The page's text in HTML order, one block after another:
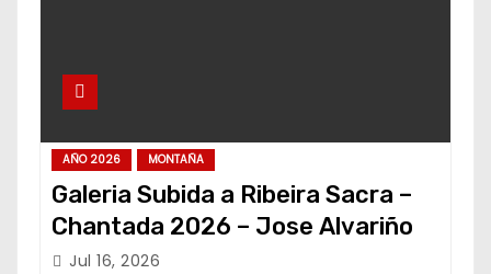
AÑO 2026 MONTAÑA
Galeria Subida a Ribeira Sacra –
Chantada 2026 – Jose Alvariño
Jul 16, 2026